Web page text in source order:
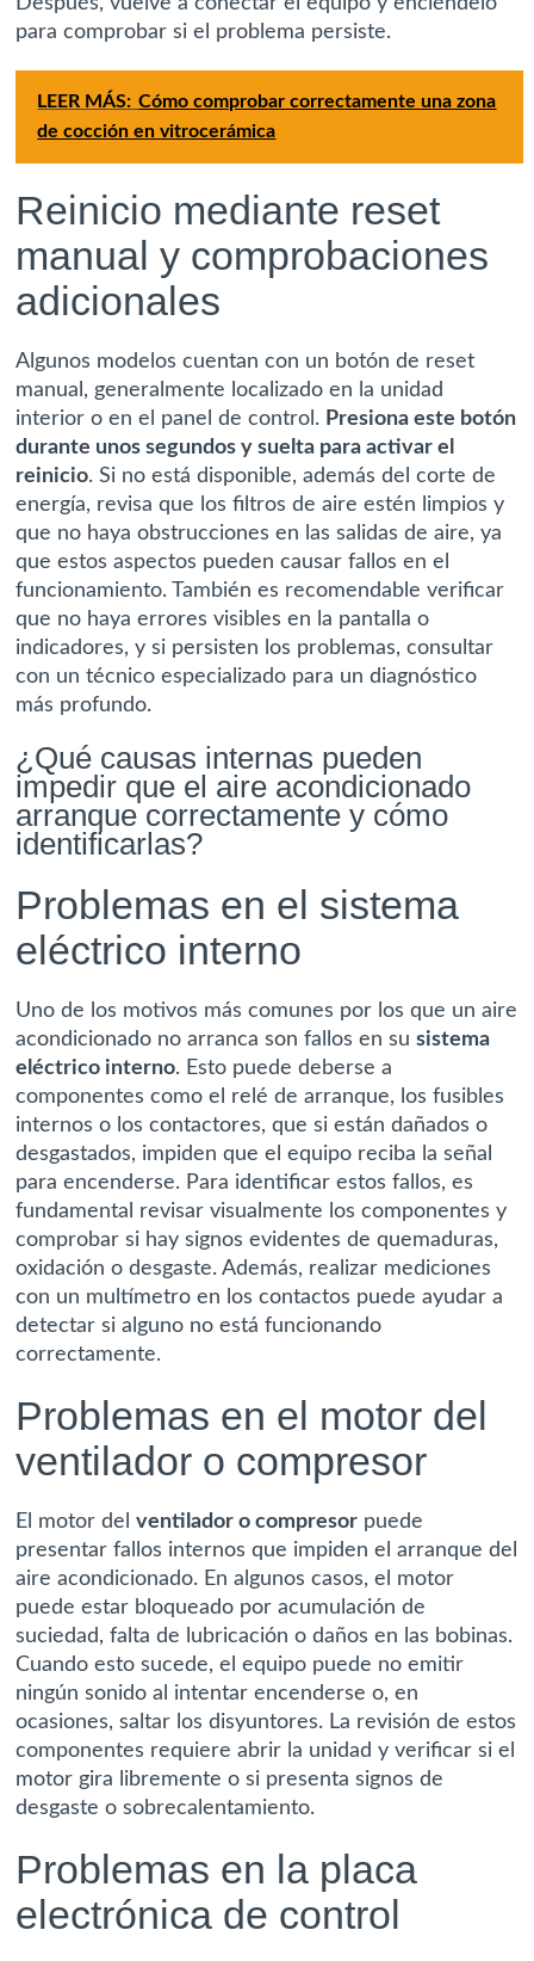
para comprobar si el problema persiste.
LEER MÁS: Cómo comprobar correctamente una zona
de cocción en vitrocerámica
Reinicio mediante reset
manual y comprobaciones
adicionales
Algunos modelos cuentan con un botón de reset
manual, generalmente localizado en la unidad
interior o en el panel de control. Presiona este botón
durante unos segundos y suelta para activar el
reinicio. Si no está disponible, además del corte de
energía, revisa que los filtros de aire estén limpios y
que no haya obstrucciones en las salidas de aire, ya
que estos aspectos pueden causar fallos en el
funcionamiento. También es recomendable verificar
que no haya errores visibles en la pantalla o
indicadores, y si persisten los problemas, consultar
con un técnico especializado para un diagnóstico
más profundo.
¿Qué causas internas pueden
impedir que el aire acondicionado
arranque correctamente y cómo
identificarlas?
Problemas en el sistema
eléctrico interno
Uno de los motivos más comunes por los que un aire
acondicionado no arranca son fallos en susistema
eléctrico interno. Esto puede deberse a
componentes como el relé de arranque, los fusibles
internos o los contactores, que si están dañados o
desgastados, impiden que el equipo reciba la señal
para encenderse. Para identificar estos fallos, es
fundamental revisar visualmente los componentes y
comprobar si hay signos evidentes de quemaduras,
oxidación o desgaste. Además, realizar mediciones
con un multímetro en los contactos puede ayudar a
detectar si alguno no está funcionando
correctamente.
Problemas en el motor del
ventilador o compresor
El motor delventilador o compresor puede
presentar fallos internos que impiden el arranque del
aire acondicionado. En algunos casos, el motor
puede estar bloqueado por acumulación de
suciedad, falta de lubricación o daños en las bobinas.
Cuando esto sucede, el equipo puede no emitir
ningún sonido al intentar encenderse o, en
ocasiones, saltar los disyuntores. La revisión de estos
componentes requiere abrir la unidad y verificar si el
motor gira libremente o si presenta signos de
desgaste o sobrecalentamiento.
Problemas en la placa
electrónica de control